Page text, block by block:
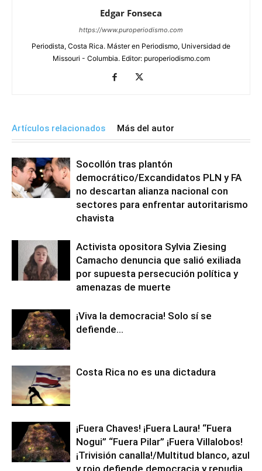
Edgar Fonseca
https://www.puroperiodismo.com
Periodista, Costa Rica. Máster en Periodismo, Universidad de
Missouri - Columbia. Editor: puroperiodismo.com
Artículos relacionados Más del autor
Socollón tras plantón
democrático/Excandidatos PLN y FA
no descartan alianza nacional con
sectores para enfrentar autoritarismo
chavista
Activista opositora Sylvia Ziesing
Camacho denuncia que salió exiliada
por supuesta persecución política y
amenazas de muerte
¡Viva la democracia! Solo sí se
defiende…
Costa Rica no es una dictadura
¡Fuera Chaves! ¡Fuera Laura! “Fuera
Nogui” “Fuera Pilar” ¡Fuera Villalobos!
¡Trivisión canalla!/Multitud blanco, azul
y rojo defiende democracia y repudia